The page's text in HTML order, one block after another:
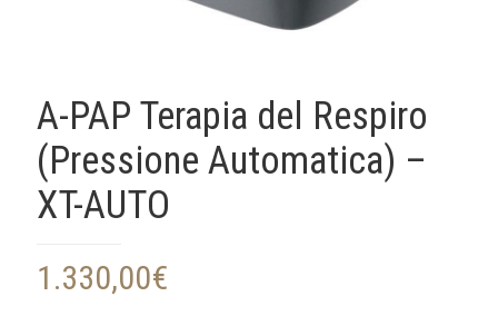
A-PAP Terapia del Respiro
(Pressione Automatica) –
XT-AUTO
1.330,00€